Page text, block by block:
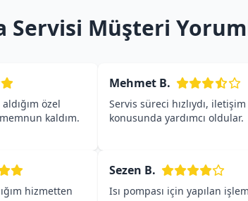
Servisi Müşteri
özel
kaldım.
Mehmet B.
Servis süreci hızlıydı, iletişim
konusunda yardımcı oldular.
hizmetten
Sezen B.
Isı pompası için yapılan işlem